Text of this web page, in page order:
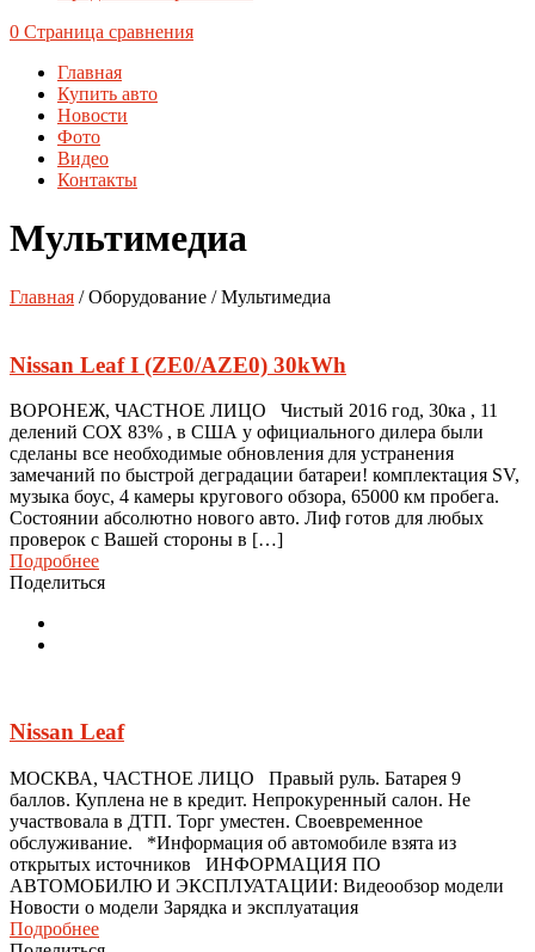
0 Страница сравнения
Главная
Купить авто
Новости
Фото
Видео
Контакты
Мультимедиа
Главная / Оборудование / Мультимедиа
Nissan Leaf I (ZE0/AZE0) 30kWh
ВОРОНЕЖ, ЧАСТНОЕ ЛИЦО Чистый 2016 год, 30ка , 11
делений СОХ 83% , в США у официального дилера были
сделаны все необходимые обновления для устранения
замечаний по быстрой деградации батареи! комплектация SV,
музыка боус, 4 камеры кругового обзора, 65000 км пробега.
Состоянии абсолютно нового авто. Лиф готов для любых
проверок с Вашей стороны в […]
Подробнее
Поделиться
Nissan Leaf
МОСКВА, ЧАСТНОЕ ЛИЦО Правый руль. Батарея 9
баллов. Куплена не в кредит. Непрокуренный салон. Не
участвовала в ДТП. Торг уместен. Своевременное
обслуживание. *Информация об автомобиле взята из
открытых источников ИНФОРМАЦИЯ ПО
АВТОМОБИЛЮ И ЭКСПЛУАТАЦИИ: Видеообзор модели
Новости о модели Зарядка и эксплуатация
Подробнее